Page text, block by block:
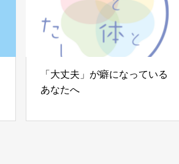
「大丈夫」が癖になっている
あなたへ